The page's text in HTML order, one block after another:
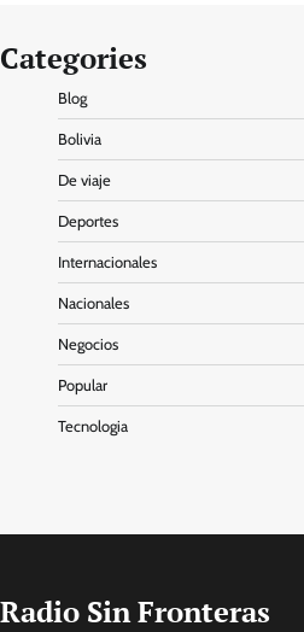
Categories
Blog
Bolivia
De viaje
Deportes
Internacionales
Nacionales
Negocios
Popular
Tecnologia
Radio Sin Fronteras